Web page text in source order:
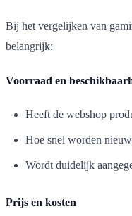
Bij het vergelijken van
belangrijk:
Voorraad en
Heeft de webshop
Hoe snel worden
Wordt duidelijk
Prijs en kosten